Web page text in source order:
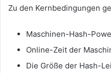
Zu den Kernbedingungen
Maschinen-Hash-
Online-Zeit der
Die Größe der Hash-